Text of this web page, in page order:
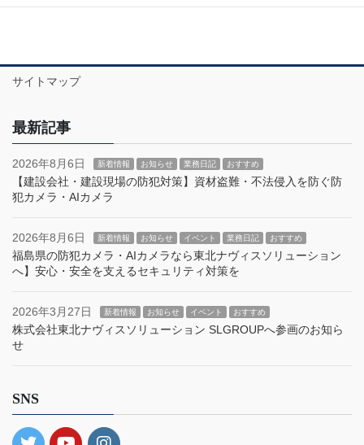
サイトマップ
最新記事
2026年8月6日 新着情報 お知らせ 業務日記 おすすめ
【建設会社・建設現場の防犯対策】資材盗難・不法侵入を防ぐ防
犯カメラ・AIカメラ
2026年8月6日 新着情報 お知らせ イベント 業務日記 おすすめ
福島県の防犯カメラ・AIカメラなら東北ナヴィスソリューション
へ】安心・安全を支えるセキュリティ対策を
2026年3月27日 新着情報 お知らせ イベント おすすめ
株式会社東北ナヴィスソリューション SLGROUPへ参画のお知ら
せ
SNS